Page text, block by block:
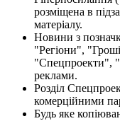
розміщена в
матеріалу.
Новини з
"Регіони",
"Спецпроекти",
реклами.
Розділ
комерційними
Будь яке